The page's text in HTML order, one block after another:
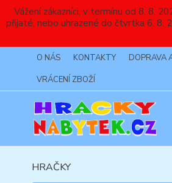
Vážení zákazníci, v termínu od 8. 8.
přijaté, nebo uhrazené do čtvrtka 6. 8.
O NÁS KONTAKTY DOPRAVA
VRÁCENÍ ZBOŽÍ
HRAČKY